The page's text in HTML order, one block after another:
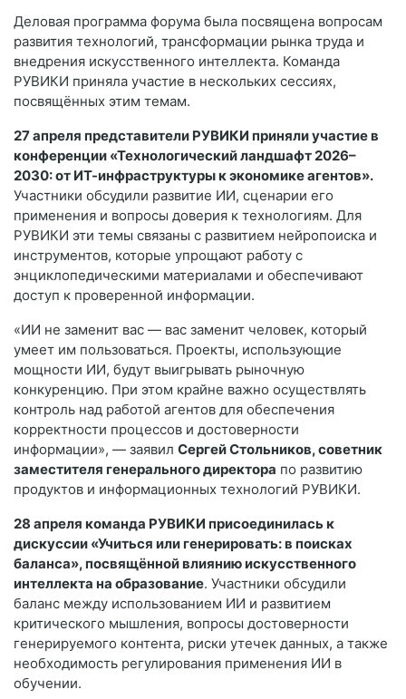
Деловая программа форума была посвящена вопросам
развития технологий, трансформации рынка труда и
внедрения искусственного интеллекта. Команда
РУВИКИ приняла участие в нескольких сессиях,
посвящённых этим темам.
27 апреля представители РУВИКИ приняли участие в
конференции «Технологический ландшафт 2026–
2030: от ИТ-инфраструктуры к экономике агентов».
Участники обсудили развитие ИИ, сценарии его
применения и вопросы доверия к технологиям. Для
РУВИКИ эти темы связаны с развитием нейропоиска и
инструментов, которые упрощают работу с
энциклопедическими материалами и обеспечивают
доступ к проверенной информации.
«ИИ не заменит вас — вас заменит человек, который
умеет им пользоваться. Проекты, использующие
мощности ИИ, будут выигрывать рыночную
конкуренцию. При этом крайне важно осуществлять
контроль над работой агентов для обеспечения
корректности процессов и достоверности
информации», — заявил Сергей Стольников, советник
заместителя генерального директора по развитию
продуктов и информационных технологий РУВИКИ.
28 апреля команда РУВИКИ присоединилась к
дискуссии «Учиться или генерировать: в поисках
баланса», посвящённой влиянию искусственного
интеллекта на образование. Участники обсудили
баланс между использованием ИИ и развитием
критического мышления, вопросы достоверности
генерируемого контента, риски утечек данных, а также
необходимость регулирования применения ИИ в
обучении.